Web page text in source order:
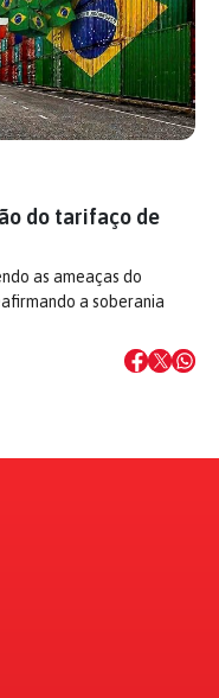
do tarifaço de
as ameaças do
a soberania